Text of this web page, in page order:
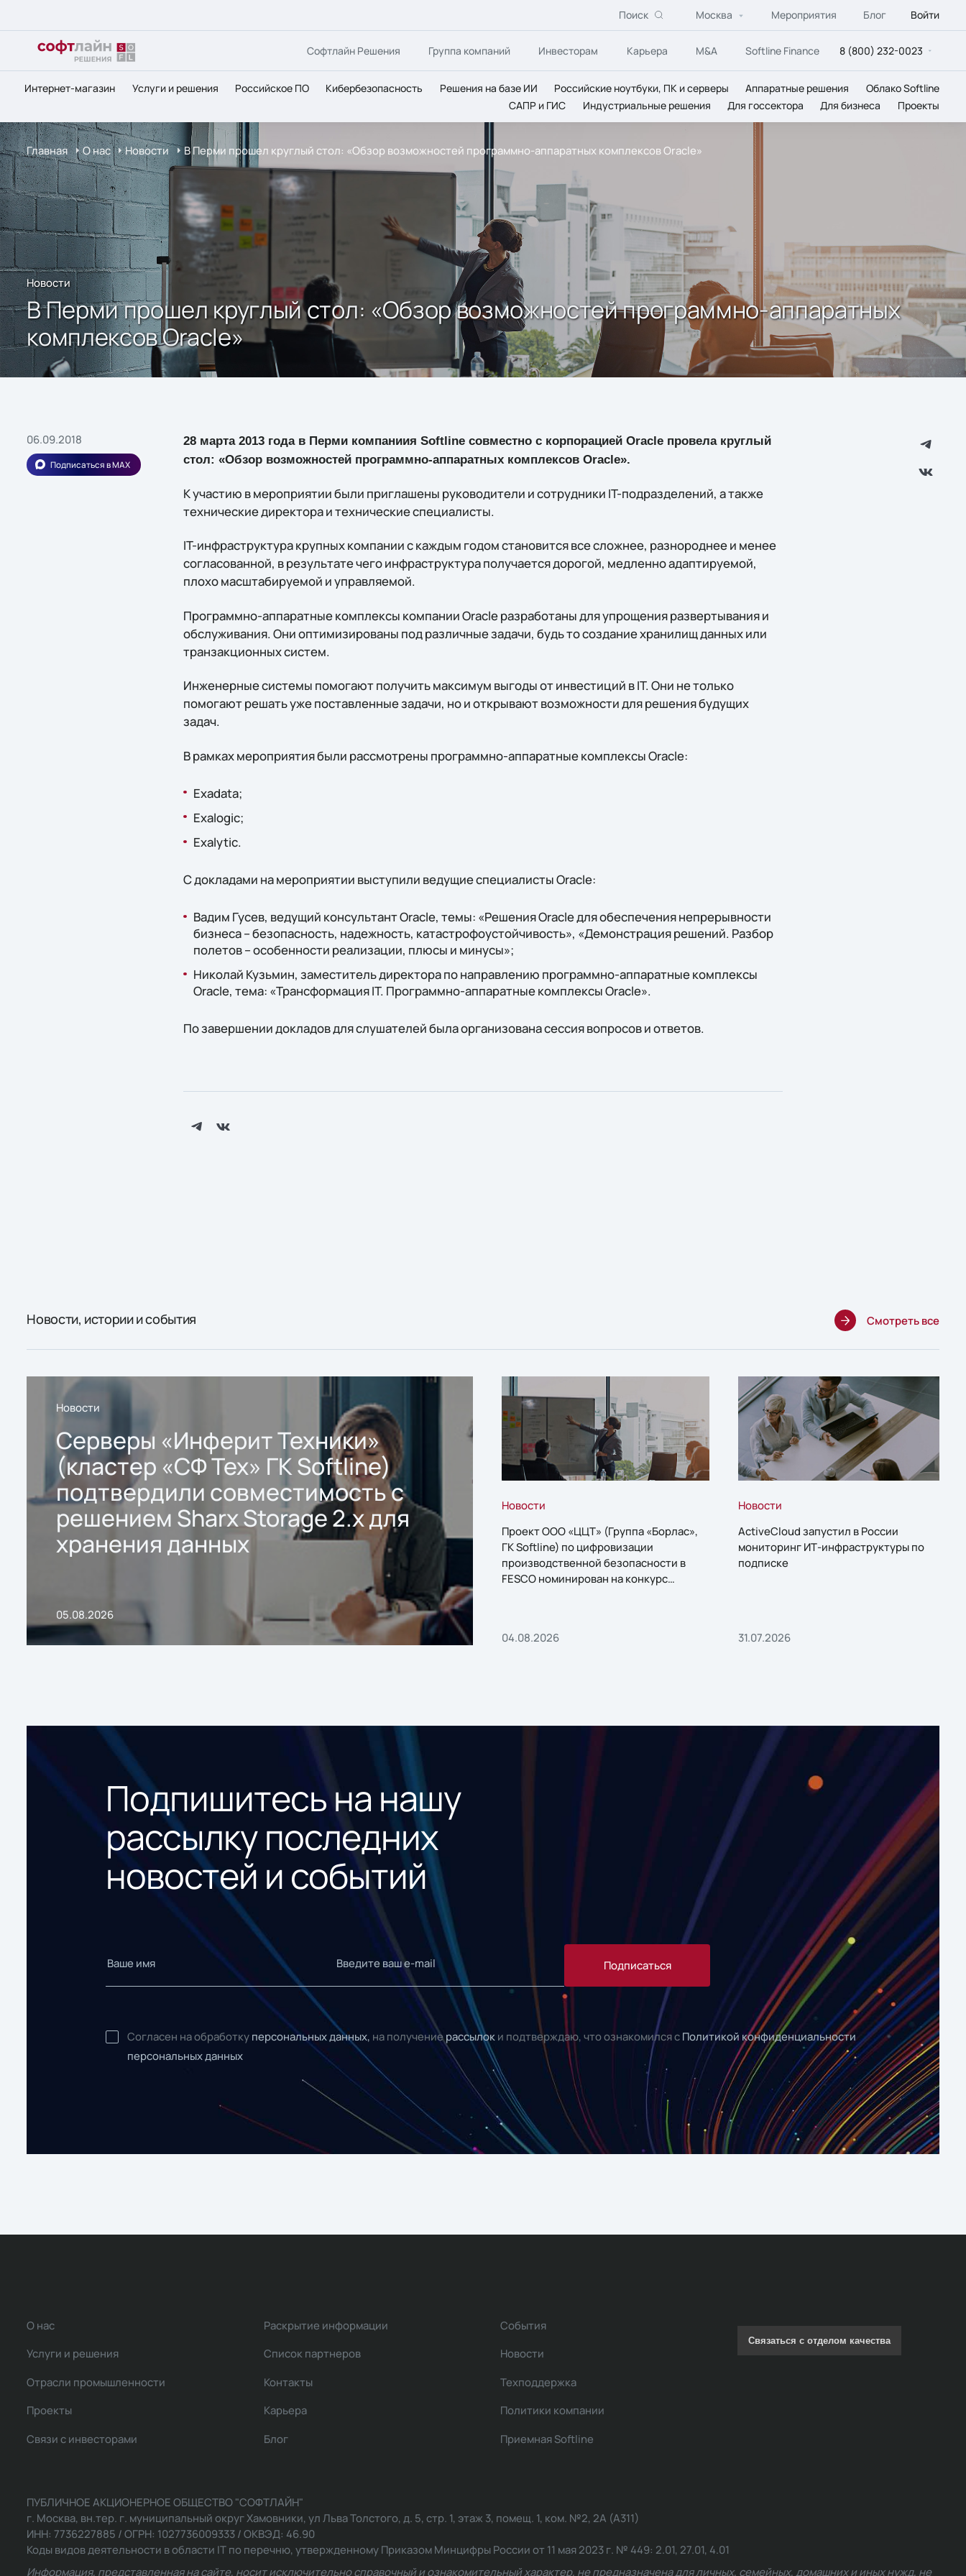
Поиск Москва Мероприятия Блог Войти
Софтлайн Решения Группа компаний Инвесторам Карьера M&A Softline Finance 8 (800) 232-0023
Интернет-магазин Услуги и решения Российское ПО Кибербезопасность Решения на базе ИИ Российские ноутбуки, ПК и серверы Аппаратные решения
Облако Softline
САПР и ГИС
Индустриальные решения Для госсектора Для бизнеса Проекты
Главная О нас Новости В Перми прошел круглый стол: «Обзор возможностей программно-аппаратных комплексов Oracle»
Новости
В Перми прошел круглый стол: «Обзор возможностей программно-аппаратных
комплексов Oracle»
06.09.2018
Подписаться в MAX
28 марта 2013 года в Перми компаниия Softline совместно с корпорацией Oracle провела круглый
стол: «Обзор возможностей программно-аппаратных комплексов Oracle».
К участию в мероприятии были приглашены руководители и сотрудники IT-подразделений, а также
технические директора и технические специалисты.
IT-инфраструктура крупных компании с каждым годом становится все сложнее, разнороднее и менее
согласованной, в результате чего инфраструктура получается дорогой, медленно адаптируемой,
плохо масштабируемой и управляемой.
Программно-аппаратные комплексы компании Oracle разработаны для упрощения развертывания и
обслуживания. Они оптимизированы под различные задачи, будь то создание хранилищ данных или
транзакционных систем.
Инженерные системы помогают получить максимум выгоды от инвестиций в IT. Они не только
помогают решать уже поставленные задачи, но и открывают возможности для решения будущих
задач.
В рамках мероприятия были рассмотрены программно-аппаратные комплексы Oracle:
Exadata;
Exalogic;
Exalytic.
С докладами на мероприятии выступили ведущие специалисты Oracle:
Вадим Гусев, ведущий консультант Oracle, темы: «Решения Oracle для обеспечения непрерывности
бизнеса – безопасность, надежность, катастрофоустойчивость», «Демонстрация решений. Разбор
полетов – особенности реализации, плюсы и минусы»;
Николай Кузьмин, заместитель директора по направлению программно-аппаратные комплексы
Oracle, тема: «Трансформация IT. Программно-аппаратные комплексы Oracle».
По завершении докладов для слушателей была организована сессия вопросов и ответов.
Новости, истории и события Смотреть все
Новости
Серверы «Инферит Техники»
(кластер «СФ Тех» ГК Softline)
подтвердили совместимость с
решением Sharx Storage 2.x для
хранения данных
05.08.2026
Новости
Проект ООО «ЦЦТ» (Группа «Борлас»,
ГК Softline) по цифровизации
производственной безопасности в
FESCO номинирован на конкурс
04.08.2026
Новости
ActiveCloud запустил в России
мониторинг ИТ-инфраструктуры по
подписке
31.07.2026
Подпишитесь на нашу
рассылку последних
новостей и событий
Подписаться
Согласен на обработку персональных данных, на получениерассылок и подтверждаю, что ознакомился с Политикой конфиденциальности
персональных данных
О нас
Услуги и решения
Отрасли промышленности
Проекты
Связи с инвесторами
Раскрытие информации
Список партнеров
Контакты
Карьера
Блог
События
Новости
Техподдержка
Политики компании
Приемная Softline
Связаться с отделом качества
ПУБЛИЧНОЕ АКЦИОНЕРНОЕ ОБЩЕСТВО "СОФТЛАЙН"
г. Москва, вн.тер. г. муниципальный округ Хамовники, ул Льва Толстого, д. 5, стр. 1, этаж 3, помещ. 1, ком. №2, 2А (А311)
ИНН: 7736227885 / ОГРН: 1027736009333 / ОКВЭД: 46.90
Коды видов деятельности в области IT по перечню, утвержденному Приказом Минцифры России от 11 мая 2023 г. № 449: 2.01, 27.01, 4.01
Информация, представленная на сайте, носит исключительно справочный и ознакомительный характер, не предназначена для личных, семейных, домашних и иных нужд, не